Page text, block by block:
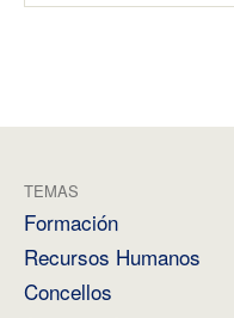
TEMAS
Formación
Recursos Humanos
Concellos